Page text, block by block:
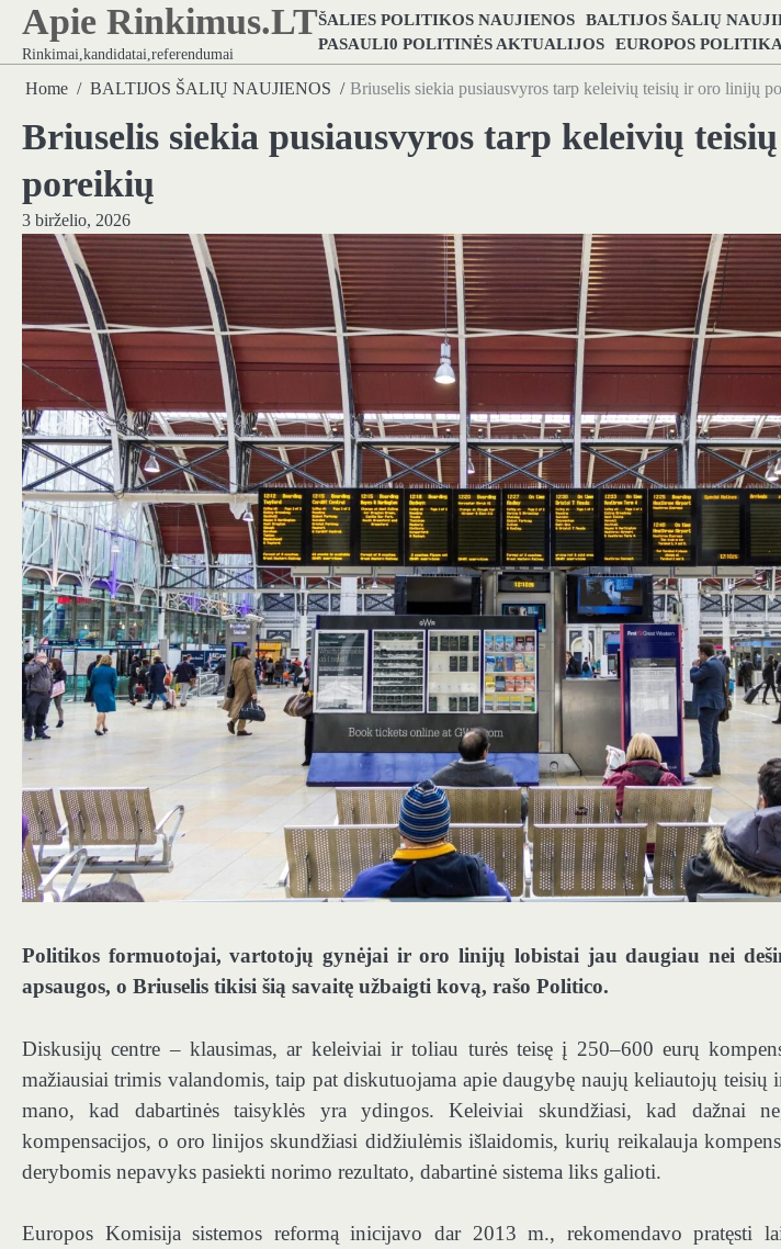
Skip
content
Apie Rinkimus.LT
Rinkimai,kandidatai,referendumai
ŠALIES POLITIKOS NAUJIENOS BALTIJOS ŠALIŲ
PASAULI0 POLITINĖS AKTUALIJOS EUROPOS
Home BALTIJOS ŠALIŲ NAUJIENOS Briuselis siekia pusiausvyros tarp keleivių teisių ir oro linijų
Briuselis siekia pusiausvyros tarp keleivių
poreikių
3 birželio, 2026
Politikos formuotojai, vartotojų gynėjai ir oro linijų lobistai jau daugiau nei
apsaugos, o Briuselis tikisi šią savaitę užbaigti kovą, rašo Politico.
Diskusijų centre – klausimas, ar keleiviai ir toliau turės teisę į 250–600 eurų
mažiausiai trimis valandomis, taip pat diskutuojama apie daugybę naujų keliautojų
mano, kad dabartinės taisyklės yra ydingos. Keleiviai skundžiasi, kad dažnai
kompensacijos, o oro linijos skundžiasi didžiulėmis išlaidomis, kurių reikalauja
derybomis nepavyks pasiekti norimo rezultato, dabartinė sistema liks galioti.
Europos Komisija sistemos reformą inicijavo dar 2013 m., rekomendavo pratęsti